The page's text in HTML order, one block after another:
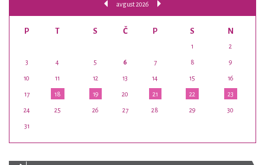
avgust 2026
P T S Č P S N
1 2
3 4 5 6 7 8 9
10 11 12 13 14 15 16
17 18 19 20 21 22 23
24 25 26 27 28 29 30
31